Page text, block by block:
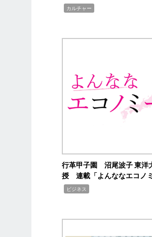
カルチャー
行革甲子園 沼尾波子 東洋
授 連載「よんななエコノ
ビジネス